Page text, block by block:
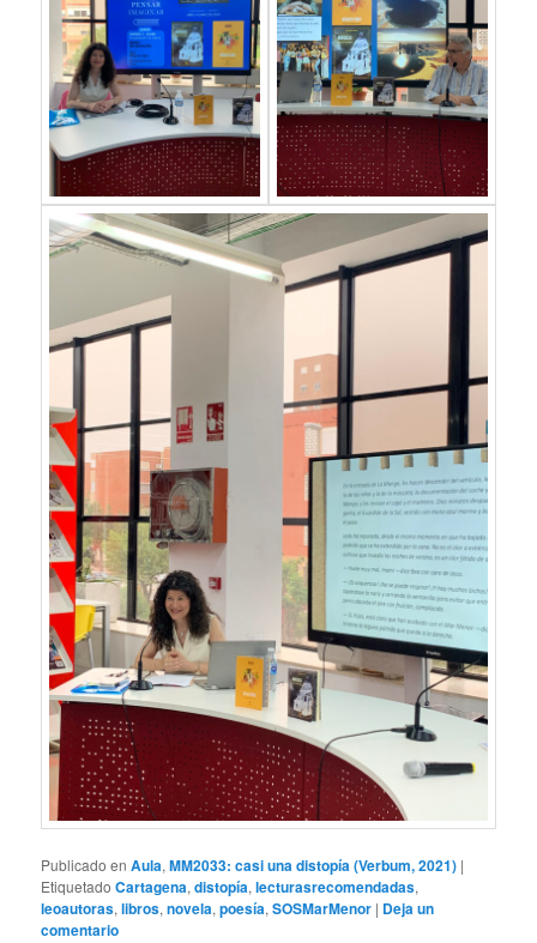
Publicado en Aula,MM2033: casi una distopía (Verbum, 2021) |
Etiquetado Cartagena,distopía,lecturasrecomendadas,
leoautoras,libros,novela,poesía,SOSMarMenor | Deja un
comentario